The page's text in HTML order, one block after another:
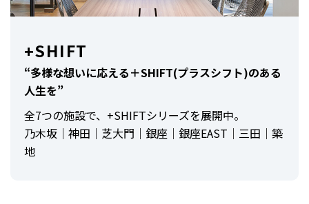
+SHIFT
“多様な想いに応える＋SHIFT(プラスシフト)のある
人生を”
全7つの施設で、+SHIFTシリーズを展開中。
乃木坂｜神田｜芝大門｜銀座｜銀座EAST｜三田｜築
地